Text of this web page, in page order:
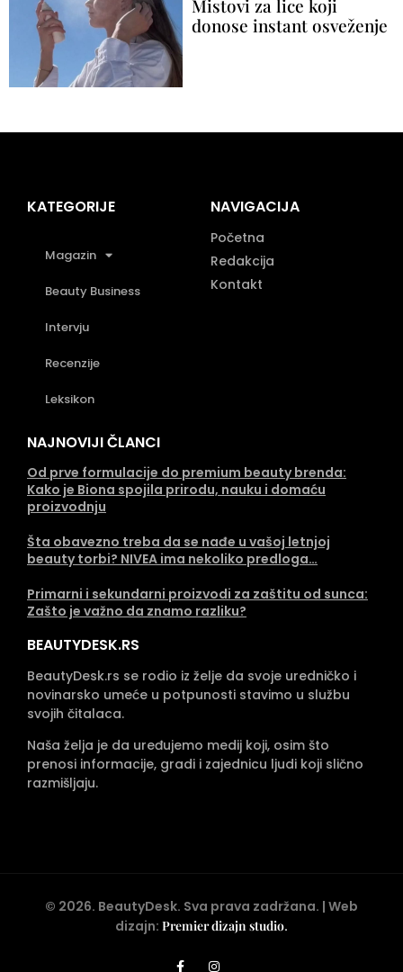
Mistovi za lice koji
donose instant osveženje
KATEGORIJE
Magazin
Beauty Business
Intervju
Recenzije
Leksikon
NAVIGACIJA
Početna
Redakcija
Kontakt
NAJNOVIJI ČLANCI
Od prve formulacije do premium beauty brenda:
Kako je Biona spojila prirodu, nauku i domaću
proizvodnju
Šta obavezno treba da se nađe u vašoj letnjoj
beauty torbi? NIVEA ima nekoliko predloga…
Primarni i sekundarni proizvodi za zaštitu od sunca:
Zašto je važno da znamo razliku?
BEAUTYDESK.RS
BeautyDesk.rs se rodio iz želje da svoje uredničko i
novinarsko umeće u potpunosti stavimo u službu
svojih čitalaca.
Naša želja je da uređujemo medij koji, osim što
prenosi informacije, gradi i zajednicu ljudi koji slično
razmišljaju.
© 2026. BeautyDesk. Sva prava zadržana. | Web
dizajn: Premier dizajn studio.